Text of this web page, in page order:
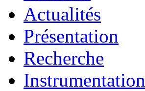
Actualités
Présentation
Recherche
Instrumentation